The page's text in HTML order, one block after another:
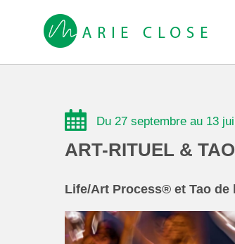
Du 27 septembre au 13
ART-RITUEL &
Life/Art Process® et Tao de